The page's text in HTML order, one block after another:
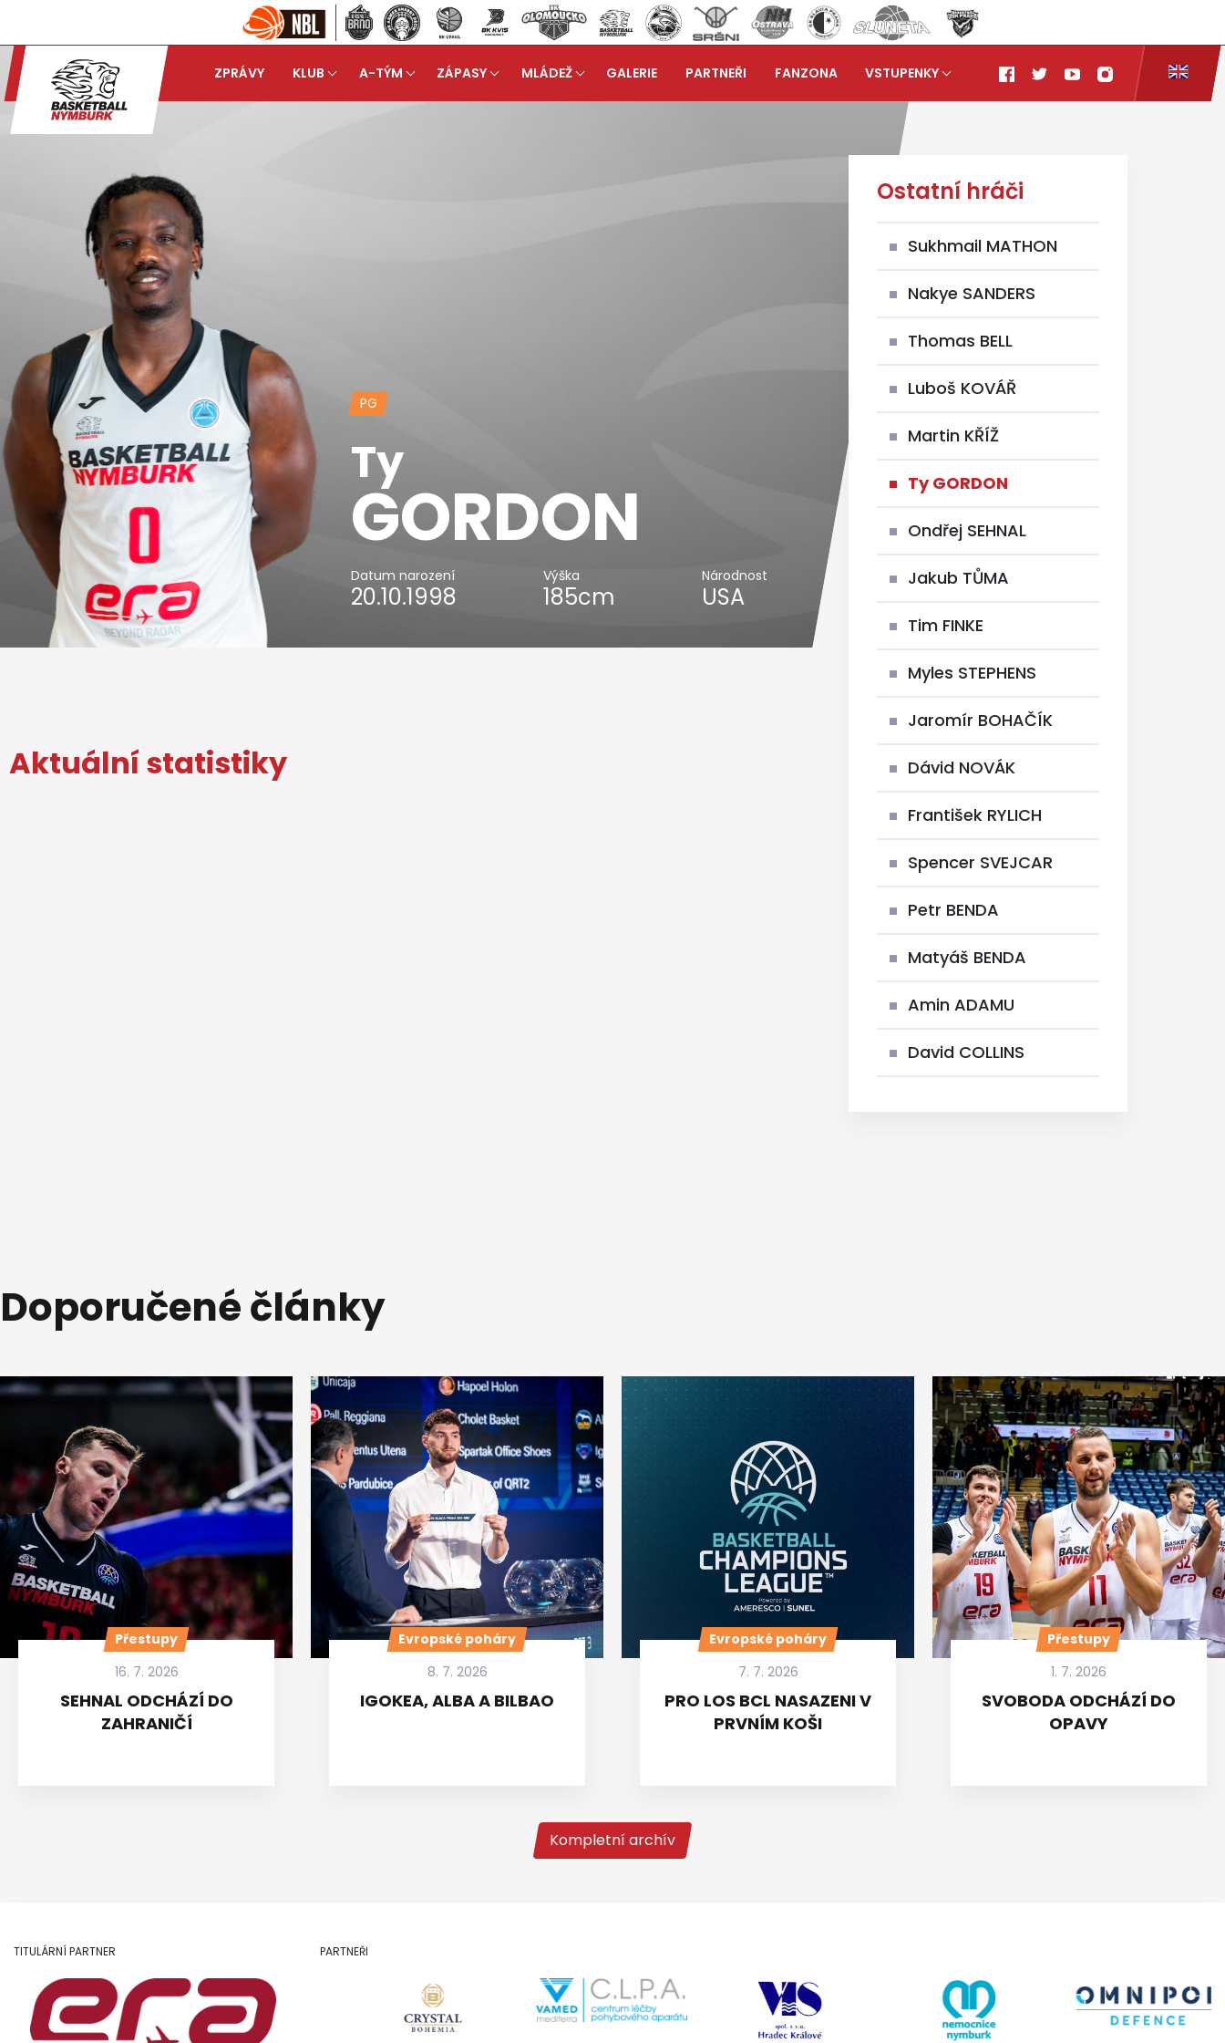
ZPRÁVY KLUB A-TÝM ZÁPASY MLÁDEŽ GALERIE PARTNEŘI FANZONA VSTUPENKY
PG
Ty
GORDON
Datum narození
20.10.1998
Výška
185cm
Národnost
USA
Aktuální statistiky
Ostatní hráči
Sukhmail MATHON
Nakye SANDERS
Thomas BELL
Luboš KOVÁŘ
Martin KŘÍŽ
Ty GORDON
Ondřej SEHNAL
Jakub TŮMA
Tim FINKE
Myles STEPHENS
Jaromír BOHAČÍK
Dávid NOVÁK
František RYLICH
Spencer SVEJCAR
Petr BENDA
Matyáš BENDA
Amin ADAMU
David COLLINS
Doporučené články
Přestupy
16. 7. 2026
SEHNAL ODCHÁZÍ DO
ZAHRANIČÍ
Evropské poháry
8. 7. 2026
IGOKEA, ALBA A BILBAO
Evropské poháry
7. 7. 2026
PRO LOS BCL NASAZENI V
PRVNÍM KOŠI
Přestupy
1. 7. 2026
SVOBODA ODCHÁZÍ DO
OPAVY
Kompletní archív
TITULÁRNÍ PARTNER PARTNEŘI